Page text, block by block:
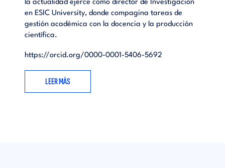
la actualidad ejerce como director de Investigación
en ESIC University, donde compagina tareas de
gestión académica con la docencia y la producción
científica.
https://orcid.org/0000-0001-5406-5692
LEER MÁS